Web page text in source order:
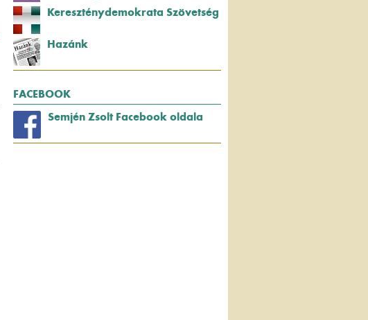
Kereszténydemokrata Szövetség
Hazánk
FACEBOOK
Semjén Zsolt Facebook oldala